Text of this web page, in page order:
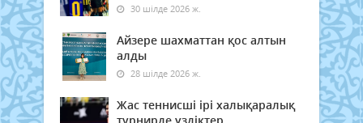
30 шілде 2026 ж.
Айзере шахматтан қос алтын
алды
28 шілде 2026 ж.
Жас теннисші ірі халықаралық